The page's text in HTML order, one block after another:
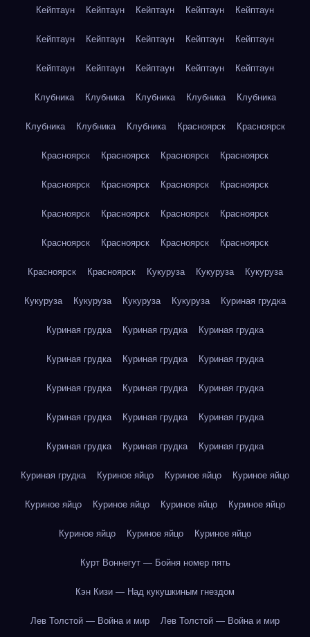
Кейптаун Кейптаун Кейптаун Кейптаун Кейптаун
Кейптаун Кейптаун Кейптаун Кейптаун Кейптаун
Кейптаун Кейптаун Кейптаун Кейптаун Кейптаун
Клубника Клубника Клубника Клубника Клубника
Клубника Клубника Клубника Красноярск Красноярск
Красноярск Красноярск Красноярск Красноярск
Красноярск Красноярск Красноярск Красноярск
Красноярск Красноярск Красноярск Красноярск
Красноярск Красноярск Красноярск Красноярск
Красноярск Красноярск Кукуруза Кукуруза Кукуруза
Кукуруза Кукуруза Кукуруза Кукуруза Куриная грудка
Куриная грудка Куриная грудка Куриная грудка
Куриная грудка Куриная грудка Куриная грудка
Куриная грудка Куриная грудка Куриная грудка
Куриная грудка Куриная грудка Куриная грудка
Куриная грудка Куриная грудка Куриная грудка
Куриная грудка Куриное яйцо Куриное яйцо Куриное яйцо
Куриное яйцо Куриное яйцо Куриное яйцо Куриное яйцо
Куриное яйцо Куриное яйцо Куриное яйцо
Курт Воннегут — Бойня номер пять
Кэн Кизи — Над кукушкиным гнездом
Лев Толстой — Война и мир Лев Толстой — Война и мир